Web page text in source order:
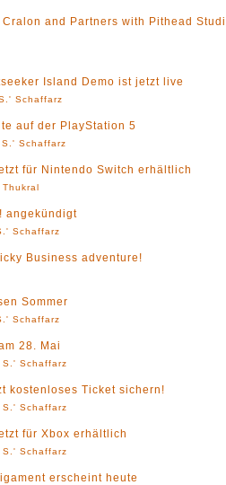
and Partners with Pithead
Island Demo ist jetzt live
Schaffarz
auf der PlayStation 5
S.' Schaffarz
für Nintendo Switch erhältlich
angekündigt
Schaffarz
Business adventure!
Sommer
Schaffarz
28. Mai
S.' Schaffarz
kostenloses Ticket sichern!
S.' Schaffarz
für Xbox erhältlich
S.' Schaffarz
erscheint heute